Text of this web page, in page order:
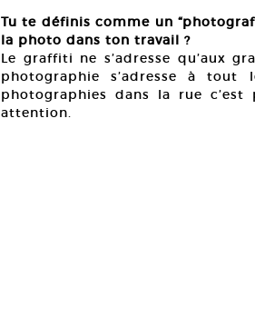
Tu te définis comme un
la photo dans ton travail ?
Le graffiti ne s’adresse qu’aux
photographie s’adresse à
photographies dans la rue
attention.